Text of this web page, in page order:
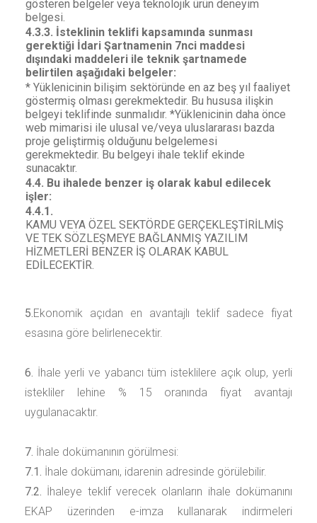
gösteren belgeler veya teknolojik ürün deneyim
belgesi.
4.3.3. İsteklinin teklifi kapsamında sunması
gerektiği İdari Şartnamenin 7nci maddesi
dışındaki maddeleri ile teknik şartnamede
belirtilen aşağıdaki belgeler:
* Yüklenicinin bilişim sektöründe en az beş yıl faaliyet
göstermiş olması gerekmektedir. Bu hususa ilişkin
belgeyi teklifinde sunmalıdır. *Yüklenicinin daha önce
web mimarisi ile ulusal ve/veya uluslararası bazda
proje geliştirmiş olduğunu belgelemesi
gerekmektedir. Bu belgeyi ihale teklif ekinde
sunacaktır.
4.4. Bu ihalede benzer iş olarak kabul edilecek
işler:
4.4.1.
KAMU VEYA ÖZEL SEKTÖRDE GERÇEKLEŞTİRİLMİŞ
VE TEK SÖZLEŞMEYE BAĞLANMIŞ YAZILIM
HİZMETLERİ BENZER İŞ OLARAK KABUL
EDİLECEKTİR.
5.Ekonomik açıdan en avantajlı teklif sadece fiyat
esasına göre belirlenecektir.
6. İhale yerli ve yabancı tüm isteklilere açık olup, yerli
istekliler lehine % 15 oranında fiyat avantajı
uygulanacaktır.
7. İhale dokümanının görülmesi:
7.1. İhale dokümanı, idarenin adresinde görülebilir.
7.2. İhaleye teklif verecek olanların ihale dokümanını
EKAP üzerinden e-imza kullanarak indirmeleri